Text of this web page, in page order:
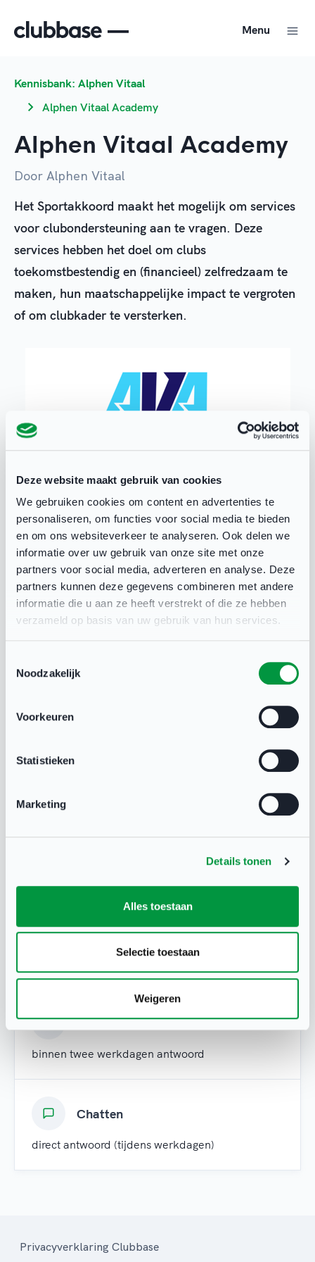
Deze website maakt gebruik van cookies
We gebruiken cookies om content en advertenties te
personaliseren, om functies voor social media te bieden
en om ons websiteverkeer te analyseren. Ook delen we
informatie over uw gebruik van onze site met onze
partners voor social media, adverteren en analyse. Deze
partners kunnen deze gegevens combineren met andere
informatie die u aan ze heeft verstrekt of die ze hebben
verzameld op basis van uw gebruik van hun services.
Noodzakelijk
Voorkeuren
Statistieken
Marketing
Details tonen
Alles toestaan
Selectie toestaan
Weigeren
Menu
Kennisbank: Alphen Vitaal
Alphen Vitaal Academy
Alphen Vitaal Academy
Door Alphen Vitaal
Het Sportakkoord maakt het mogelijk om services
voor clubondersteuning aan te vragen. Deze
services hebben het doel om clubs
toekomstbestendig en (financieel) zelfredzaam te
maken, hun maatschappelijke impact te vergroten
of om clubkader te versterken.
Binnen dit thema
Opleidingsmogelijkheden
Actuele opleidingsmogelijkheden
sportclubs
Opleiding Besturen met Impact
Neem contact op met NOC*NSF Sport
X
Whatsapp
Mail
binnen twee werkdagen antwoord
Chatten
direct antwoord (tijdens werkdagen)
Privacyverklaring Clubbase